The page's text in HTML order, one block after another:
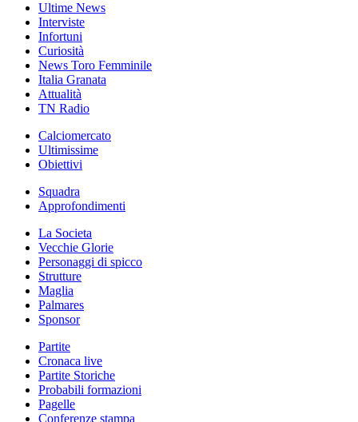
Ultime News
Interviste
Infortuni
Curiosità
News Toro Femminile
Italia Granata
Attualità
TN Radio
Calciomercato
Ultimissime
Obiettivi
Squadra
Approfondimenti
La Societa
Vecchie Glorie
Personaggi di spicco
Strutture
Maglia
Palmares
Sponsor
Partite
Cronaca live
Partite Storiche
Probabili formazioni
Pagelle
Conferenze stampa